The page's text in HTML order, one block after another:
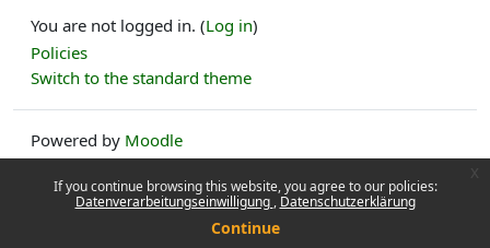
If you continue browsing this website, you agree to our policies:
Datenverarbeitungseinwilligung Datenschutzerklärung
Continue
You are not logged in. (Log in)
Policies
Switch to the standard theme
Powered by Moodle